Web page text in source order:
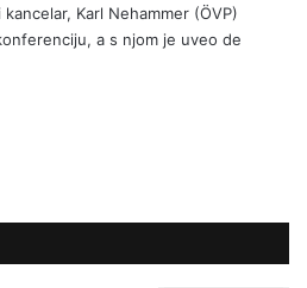
Karl Nehammer (ÖVP)
a s njom je uveo de